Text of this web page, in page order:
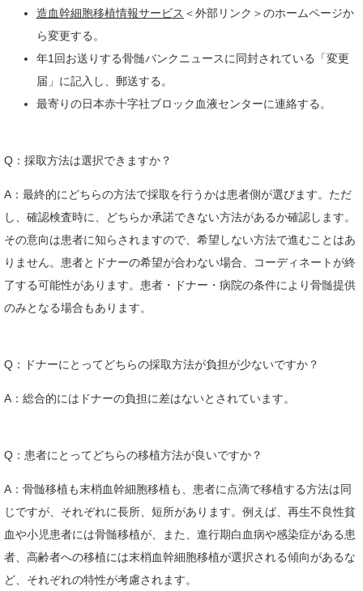
造血幹細胞移植情報サービス ＜外部リンク＞のホームページか
ら変更する。
年1回お送りする骨髄バンクニュースに同封されている「変更
届」に記入し、郵送する。
最寄りの日本赤十字社ブロック血液センターに連絡する。
Q：採取方法は選択できますか？
A：最終的にどちらの方法で採取を行うかは患者側が選びます。ただ
し、確認検査時に、どちらか承諾できない方法があるか確認します。
その意向は患者に知らされますので、希望しない方法で進むことはあ
りません。患者とドナーの希望が合わない場合、コーディネートが終
了する可能性があります。患者・ドナー・病院の条件により骨髄提供
のみとなる場合もあります。
Q：ドナーにとってどちらの採取方法が負担が少ないですか？
A：総合的にはドナーの負担に差はないとされています。
Q：患者にとってどちらの移植方法が良いですか？
A：骨髄移植も末梢血幹細胞移植も、患者に点滴で移植する方法は同
じですが、それぞれに長所、短所があります。例えば、再生不良性貧
血や小児患者には骨髄移植が、また、進行期白血病や感染症がある患
者、高齢者への移植には末梢血幹細胞移植が選択される傾向があるな
ど、それぞれの特性が考慮されます。